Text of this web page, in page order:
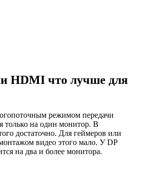
HDMI что лучше для
режимом передачи
только на один монитор. В
достаточно. Для геймеров или
видео этого мало. У DP
на два и более монитора.